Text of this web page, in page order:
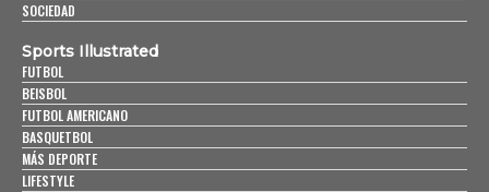
SOCIEDAD
Sports Illustrated
FUTBOL
BEISBOL
FUTBOL AMERICANO
BASQUETBOL
MÁS DEPORTE
LIFESTYLE